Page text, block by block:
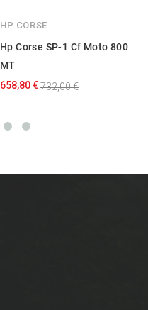
HP CORSE
Hp Corse SP-1 Cf Moto 800
MT
658,80 €732,00 €